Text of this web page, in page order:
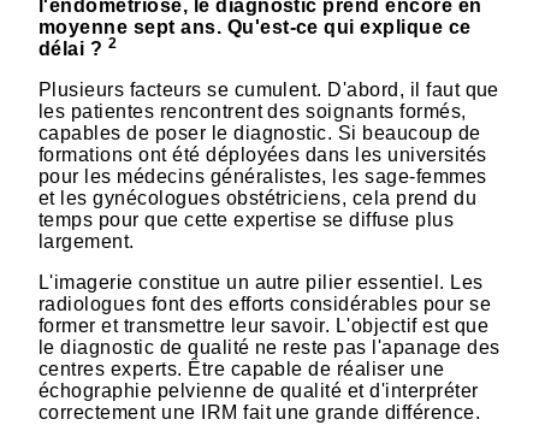
l'endométriose, le diagnostic prend encore en
moyenne sept ans. Qu'est-ce qui explique ce
délai ? 2
Plusieurs facteurs se cumulent. D'abord, il faut que
les patientes rencontrent des soignants formés,
capables de poser le diagnostic. Si beaucoup de
formations ont été déployées dans les universités
pour les médecins généralistes, les sage-femmes
et les gynécologues obstétriciens, cela prend du
temps pour que cette expertise se diffuse plus
largement.
L'imagerie constitue un autre pilier essentiel. Les
radiologues font des efforts considérables pour se
former et transmettre leur savoir. L'objectif est que
le diagnostic de qualité ne reste pas l'apanage des
centres experts. Être capable de réaliser une
échographie pelvienne de qualité et d'interpréter
correctement une IRM fait une grande différence.